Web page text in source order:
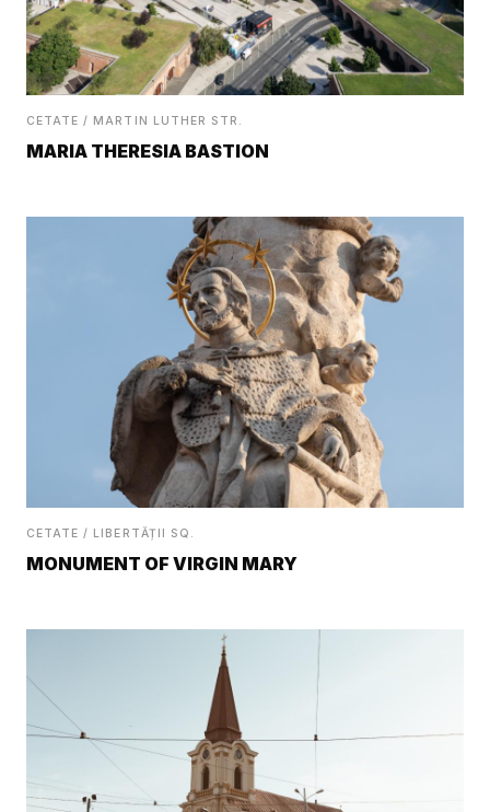
CETATE / MARTIN LUTHER STR.
MARIA THERESIA BASTION
CETATE / LIBERTĂȚII SQ.
MONUMENT OF VIRGIN MARY